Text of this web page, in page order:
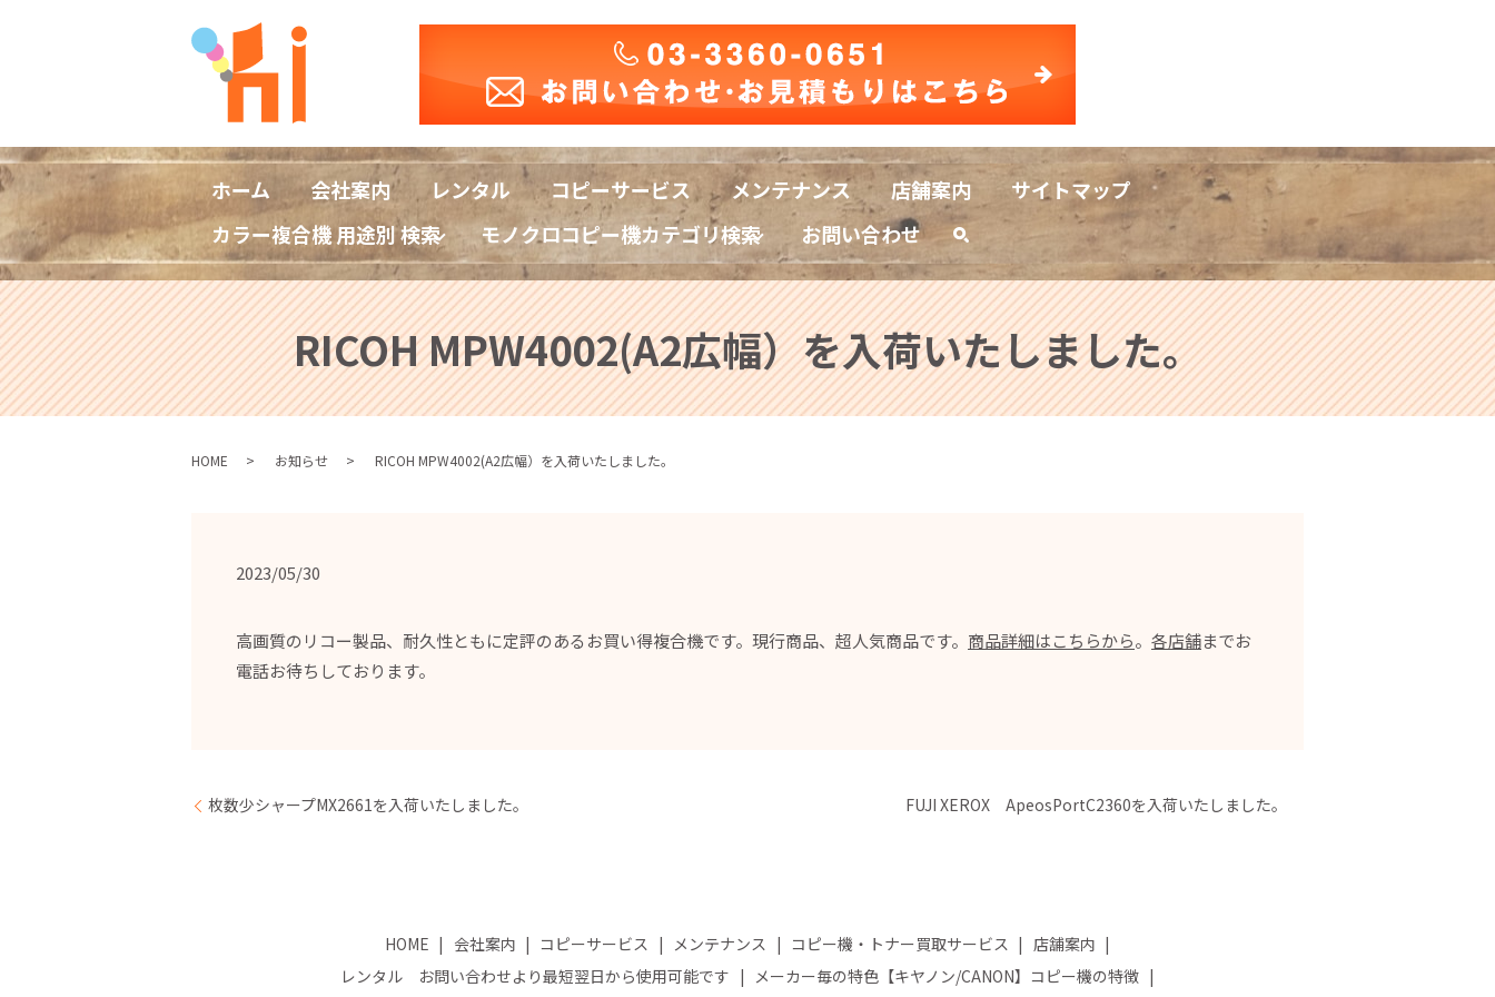
ホーム 会社案内 レンタル コピーサービス メンテナンス 店舗案内
サイトマップ
カラー複合機 用途別 検索
モノクロコピー機カテゴリ検索 お問い合わせ search
RICOH MPW4002(A2広幅）を入荷いたしました。
HOME お知らせ RICOH MPW4002(A2広幅）を入荷いたしました。
2023/05/30
高画質のリコー製品、耐久性ともに定評のあるお買い得複合機です。現行商品、超人気商品です。 商品詳細はこちらから。 各店舗までお
電話お待ちしております。
枚数少シャープMX2661を入荷いたしました。 FUJI XEROX ApeosPortC2360を入荷いたしました。
HOME 会社案内 コピーサービス メンテナンス コピー機・トナー買取サービス
店舗案内
レンタル お問い合わせより最短翌日から使用可能です
メーカー毎の特色【キヤノン/CANON】コピー機の特徴